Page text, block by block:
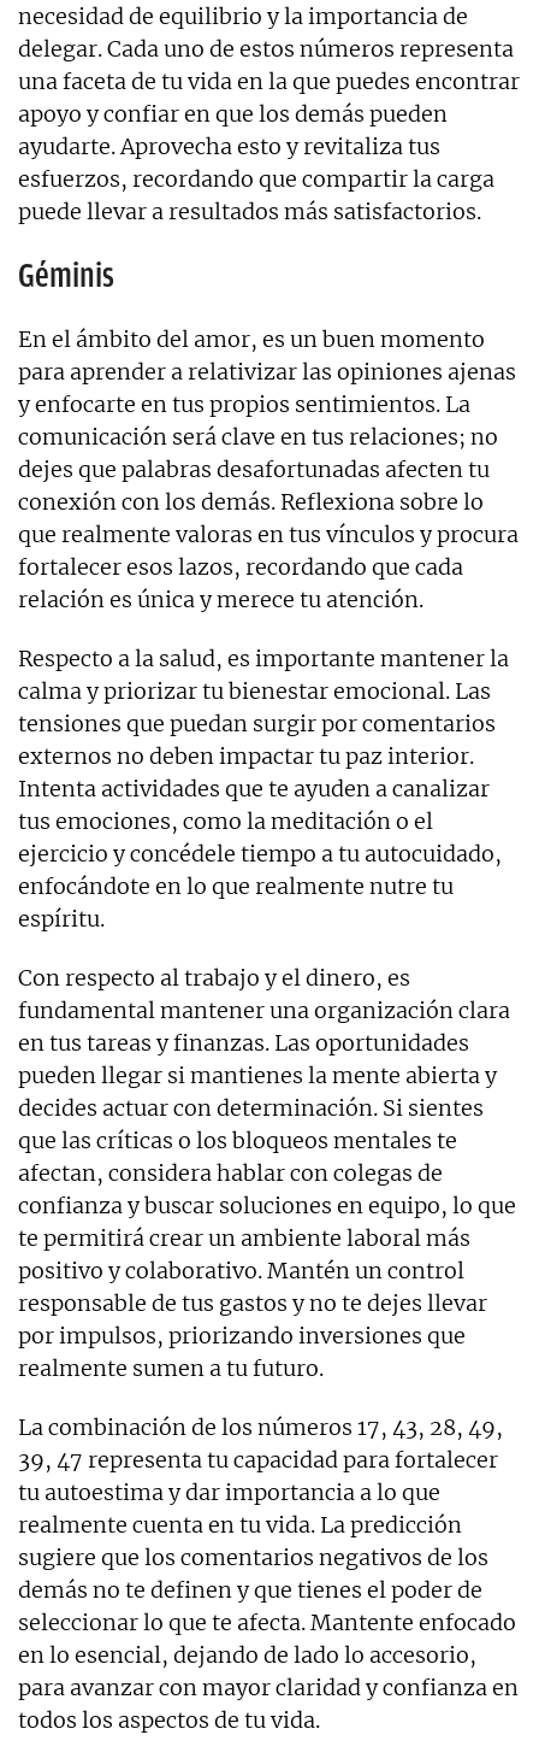
necesidad de equilibrio y la importancia de
delegar. Cada uno de estos números representa
una faceta de tu vida en la que puedes encontrar
apoyo y confiar en que los demás pueden
ayudarte. Aprovecha esto y revitaliza tus
esfuerzos, recordando que compartir la carga
puede llevar a resultados más satisfactorios.
Géminis
En el ámbito del amor, es un buen momento
para aprender a relativizar las opiniones ajenas
y enfocarte en tus propios sentimientos. La
comunicación será clave en tus relaciones; no
dejes que palabras desafortunadas afecten tu
conexión con los demás. Reflexiona sobre lo
que realmente valoras en tus vínculos y procura
fortalecer esos lazos, recordando que cada
relación es única y merece tu atención.
Respecto a la salud, es importante mantener la
calma y priorizar tu bienestar emocional. Las
tensiones que puedan surgir por comentarios
externos no deben impactar tu paz interior.
Intenta actividades que te ayuden a canalizar
tus emociones, como la meditación o el
ejercicio y concédele tiempo a tu autocuidado,
enfocándote en lo que realmente nutre tu
espíritu.
Con respecto al trabajo y el dinero, es
fundamental mantener una organización clara
en tus tareas y finanzas. Las oportunidades
pueden llegar si mantienes la mente abierta y
decides actuar con determinación. Si sientes
que las críticas o los bloqueos mentales te
afectan, considera hablar con colegas de
confianza y buscar soluciones en equipo, lo que
te permitirá crear un ambiente laboral más
positivo y colaborativo. Mantén un control
responsable de tus gastos y no te dejes llevar
por impulsos, priorizando inversiones que
realmente sumen a tu futuro.
La combinación de los números 17, 43, 28, 49,
39, 47 representa tu capacidad para fortalecer
tu autoestima y dar importancia a lo que
realmente cuenta en tu vida. La predicción
sugiere que los comentarios negativos de los
demás no te definen y que tienes el poder de
seleccionar lo que te afecta. Mantente enfocado
en lo esencial, dejando de lado lo accesorio,
para avanzar con mayor claridad y confianza en
todos los aspectos de tu vida.